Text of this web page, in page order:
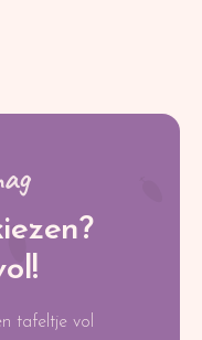
tafeltje vol